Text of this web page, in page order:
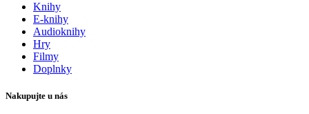
Knihy
E-knihy
Audioknihy
Hry
Filmy
Doplnky
Nakupujte u nás